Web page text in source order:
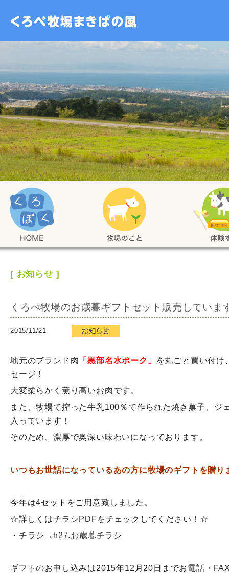
[ お知らせ ]
くろべ牧場のお歳暮ギフトセット販売していま
2015/11/21
地元のブランド肉 「黒部名水ポーク」
を丸ごと買い付け
セージ！
大変柔らかく薫り高いお肉です。
また、牧場で搾った牛乳100％で作られた焼き菓子、ジ
入っています！
そのため、濃厚で奥深い味わいになっております。
いつもお世話になっているあの方に牧場のギフトを贈り
今年は4セットをご用意致しました。
☆詳しくはチラシPDFをチェックしてください！☆
・チラシ→ h27.お歳暮チラシ
ギフトのお申し込みは2015年12月20日までお電話・